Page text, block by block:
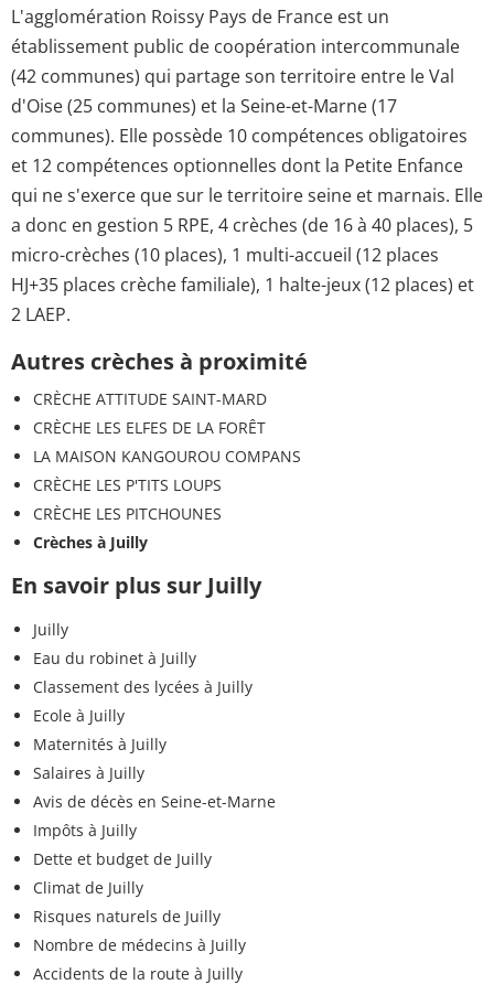
L'agglomération Roissy Pays de France est un
établissement public de coopération intercommunale
(42 communes) qui partage son territoire entre le Val
d'Oise (25 communes) et la Seine-et-Marne (17
communes). Elle possède 10 compétences obligatoires
et 12 compétences optionnelles dont la Petite Enfance
qui ne s'exerce que sur le territoire seine et marnais. Elle
a donc en gestion 5 RPE, 4 crèches (de 16 à 40 places), 5
micro-crèches (10 places), 1 multi-accueil (12 places
HJ+35 places crèche familiale), 1 halte-jeux (12 places) et
2 LAEP.
Autres crèches à proximité
CRÈCHE ATTITUDE SAINT-MARD
CRÈCHE LES ELFES DE LA FORÊT
LA MAISON KANGOUROU COMPANS
CRÈCHE LES P'TITS LOUPS
CRÈCHE LES PITCHOUNES
Crèches à Juilly
En savoir plus sur Juilly
Juilly
Eau du robinet à Juilly
Classement des lycées à Juilly
Ecole à Juilly
Maternités à Juilly
Salaires à Juilly
Avis de décès en Seine-et-Marne
Impôts à Juilly
Dette et budget de Juilly
Climat de Juilly
Risques naturels de Juilly
Nombre de médecins à Juilly
Accidents de la route à Juilly